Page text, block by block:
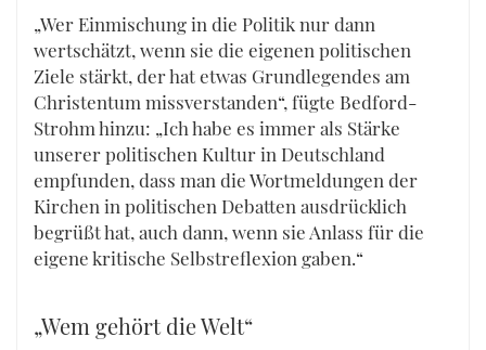
„Wer Einmischung in die Politik nur dann
wertschätzt, wenn sie die eigenen politischen
Ziele stärkt, der hat etwas Grundlegendes am
Christentum missverstanden“, fügte Bedford-
Strohm hinzu: „Ich habe es immer als Stärke
unserer politischen Kultur in Deutschland
empfunden, dass man die Wortmeldungen der
Kirchen in politischen Debatten ausdrücklich
begrüßt hat, auch dann, wenn sie Anlass für die
eigene kritische Selbstreflexion gaben.“
„Wem gehört die Welt“